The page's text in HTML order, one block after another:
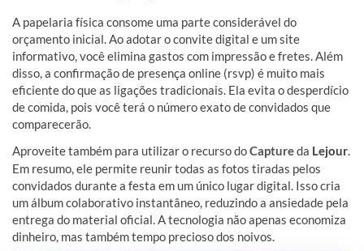
A papelaria física consome uma parte considerável do
orçamento inicial. Ao adotar o convite digital e um site
informativo, você elimina gastos com impressão e fretes. Além
disso, a confirmação de presença online (rsvp) é muito mais
eficiente do que as ligações tradicionais. Ela evita o desperdício
de comida, pois você terá o número exato de convidados que
comparecerão.
Aproveite também para utilizar o recurso doCaptureda Lejour.
Em resumo, ele permite reunir todas as fotos tiradas pelos
convidados durante a festa em um único lugar digital. Isso cria
um álbum colaborativo instantâneo, reduzindo a ansiedade pela
entrega do material oficial. A tecnologia não apenas economiza
dinheiro, mas também tempo precioso dos noivos.